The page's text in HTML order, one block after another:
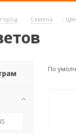
- Семена -
По